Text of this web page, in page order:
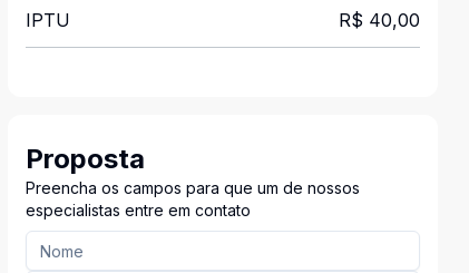
IPTU R$ 40,00
Proposta
Preencha os campos para que um de nossos
especialistas entre em contato